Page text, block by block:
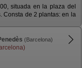
situada en la plaza del
Consta de 2 plantas: en la
(Barcelona)